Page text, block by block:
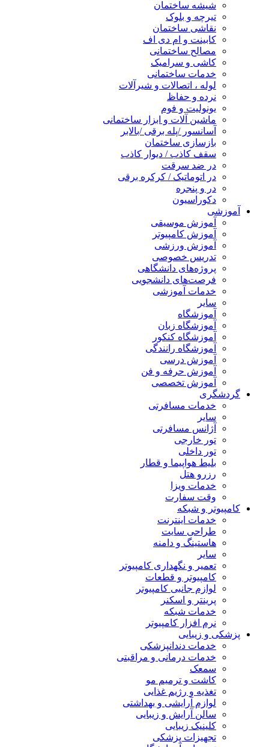
شیشه ساختمان
تیرچه و بلوک
نقاشی ساختمان
کابینت و ام دی اف
مصالح ساختمانی
کاشی و سرامیک
خدمات ساختمانی
لوله ، اتصالات و شیرآلات
نرده و حفاظ
یونولیت و فوم
ماشین آلات و ابزار ساختمانی
آسانسور /پله برقی /بالابر
بازسازی ساختمان
سقف کاذب / دیوار کاذب
در ضد سرقت
در اتوماتیک / کرکره برقی
در و پنجره
دکوراسیون
آموزشی
آموزش موسیقی
آموزش کامپیوتر
آموزش ورزشی
تدریس خصوصی
پروژه‌های دانشگاهی
فرصت‌های دانشجویی
خدمات آموزشی
سایر
آموزشگاه
آموزشگاه زبان
آموزشگاه کنکور
آموزشگاه رانندگی
آموزش درسی
آموزش حرفه و فن
آموزش تخصصی
گردشگری
خدمات مسافرتی
سایر
آژانس مسافرتی
تور خارجی
تور داخلی
بلیط هواپیما و قطار
رزرو هتل
خدمات ویزا
وقت سفارت
کامپیوتر و شبکه
خدمات اینترنت
طراحی سایت
هاستینگ و دامنه
سایر
تعمیر و نگهداری کامپیوتر
کامپیوتر و قطعات
لوازم جانبی کامپیوتر
پرینتر و اسکنر
خدمات شبکه
نرم افزار کامپیوتر
پزشکی و زیبایی
خدمات دندانپزشکی
خدمات درمانی و مراقبتی
سمعک
کاشت و ترمیم مو
تغذیه و رژیم غذایی
لوازم آرایشی و بهداشتی
سالن آرایش و زیبایی
کلینیک زیبایی
تجهیزات پزشکی